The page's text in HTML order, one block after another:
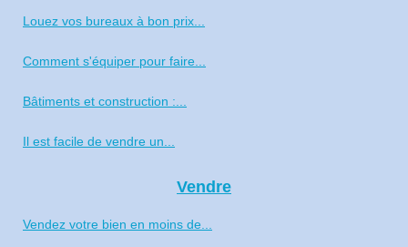
Louez vos bureaux à bon prix...
Comment s'équiper pour faire...
Bâtiments et construction :...
Il est facile de vendre un...
Vendre
Vendez votre bien en moins de...